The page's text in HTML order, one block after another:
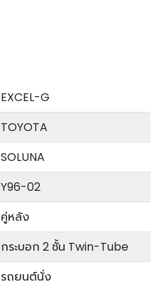
EXCEL-G
TOYOTA
SOLUNA
Y96-02
คู่หลัง
กระบอก 2 ชั้น Twin-Tube
รถยนต์นั่ง